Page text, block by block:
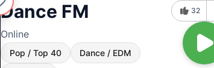
Dance FM
Online
Pop / Top 40 Dance / EDM
32